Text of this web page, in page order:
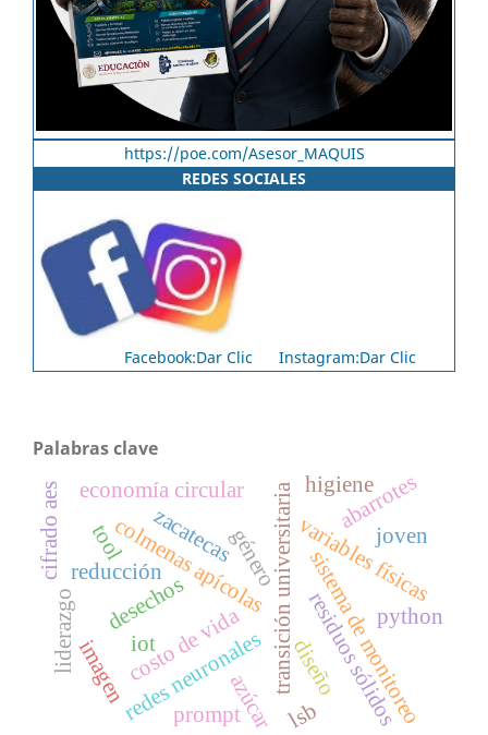
https://poe.com/Asesor_MAQUIS
REDES SOCIALES
Facebook:Dar Clic Instagram:Dar Clic
Palabras clave
costo de vida transición universitaria
zacatecas
colmenas apícolas
iot
redes neuronales sistema de monitoreo
variables físicas
abarrotes
desechos
economía circular
reducción
residuos sólidos
género
imagen
liderazgo
azúcar
diseño
cifrado aes
lsb
python
prompt
tool
higiene
joven